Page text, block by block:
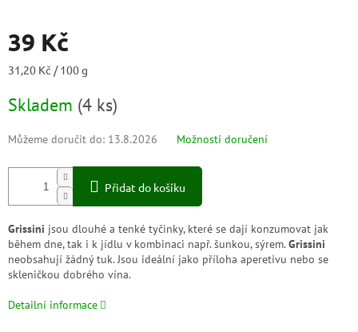
39 Kč
Měrná
31,20 Kč / 100 g
Skladem (4 ks)
Můžeme doručit do: 13.8.2026 Možnosti doručení
Přidat do košíku
Grissini jsou dlouhé a tenké tyčinky, které se dají konzumovat jak
během dne, tak i k jídlu v kombinaci např. šunkou, sýrem.Grissini
neobsahují žádný tuk. Jsou ideální jako příloha aperetivu nebo se
skleničkou dobrého vína.
Detailní informace